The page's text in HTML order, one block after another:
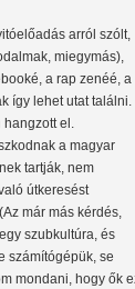
arról szólt,
miegymás),
a rap zenéé, a
így lehet utat találni.
hangzott el.
a magyar
tartják, nem
útkeresést
már más kérdés,
szubkultúra, és
számítógépük, se
mondani, hogy ők